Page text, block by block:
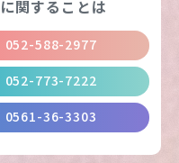
関することは
052-588-2977
052-773-7222
0561-36-3303
療科学
校
科医療
療科学
校
科医療
療科学
校
科医療
療科学
校
科医療